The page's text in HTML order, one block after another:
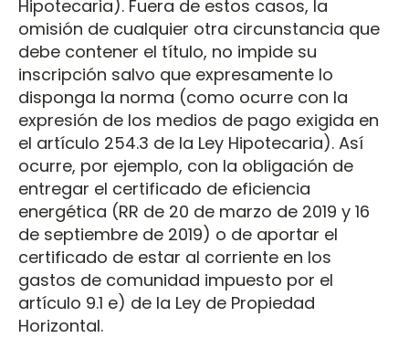
Hipotecaria). Fuera de estos casos, la
omisión de cualquier otra circunstancia que
debe contener el título, no impide su
inscripción salvo que expresamente lo
disponga la norma (como ocurre con la
expresión de los medios de pago exigida en
el artículo 254.3 de la Ley Hipotecaria). Así
ocurre, por ejemplo, con la obligación de
entregar el certificado de eficiencia
energética (RR de 20 de marzo de 2019 y 16
de septiembre de 2019) o de aportar el
certificado de estar al corriente en los
gastos de comunidad impuesto por el
artículo 9.1 e) de la Ley de Propiedad
Horizontal.